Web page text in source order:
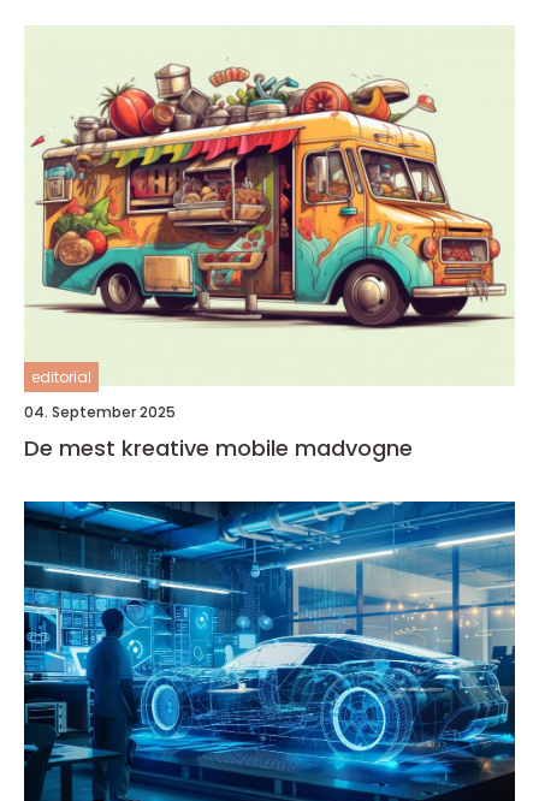
editorial
04. September 2025
De mest kreative mobile madvogne